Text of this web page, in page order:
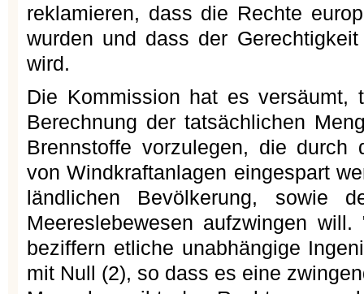
reklamieren, dass die Rechte
wurden und dass der
wird.
Die Kommission hat es versäumt,
Berechnung der tatsächlichen
Brennstoffe vorzulegen, die
von Windkraftanlagen eingespart
ländlichen Bevölkerung, sowie
Meereslebewesen aufzwingen
beziffern etliche unabhängige
mit Null (2), so dass es eine